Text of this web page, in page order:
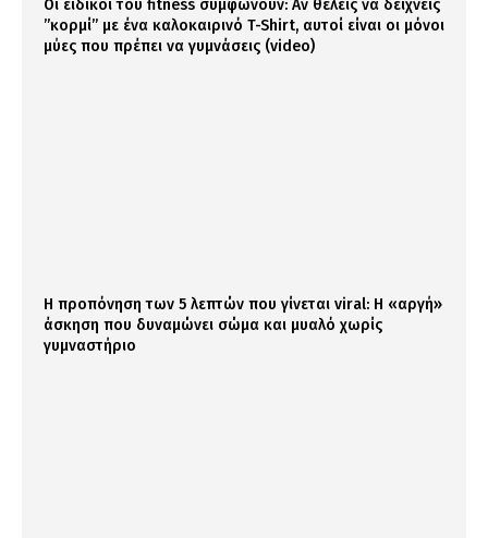
Οι ειδικοί του fitness συμφωνούν: Αν θέλεις να δείχνεις
”κορμί” με ένα καλοκαιρινό T-Shirt, αυτοί είναι οι μόνοι
μύες που πρέπει να γυμνάσεις (video)
Η προπόνηση των 5 λεπτών που γίνεται viral: Η «αργή»
άσκηση που δυναμώνει σώμα και μυαλό χωρίς
γυμναστήριο